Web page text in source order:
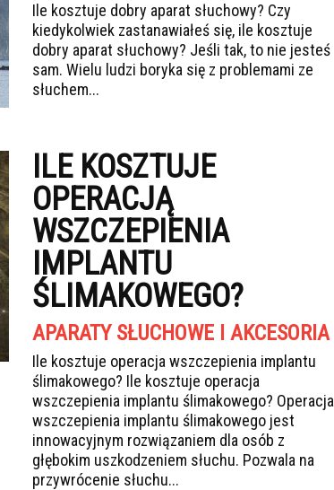
Ile kosztuje dobry aparat słuchowy? Czy
kiedykolwiek zastanawiałeś się, ile kosztuje
dobry aparat słuchowy? Jeśli tak, to nie jesteś
sam. Wielu ludzi boryka się z problemami ze
słuchem...
ILE KOSZTUJE
OPERACJĄ
WSZCZEPIENIA
IMPLANTU
ŚLIMAKOWEGO?
APARATY SŁUCHOWE I AKCESORIA
Ile kosztuje operacja wszczepienia implantu
ślimakowego? Ile kosztuje operacja
wszczepienia implantu ślimakowego? Operacja
wszczepienia implantu ślimakowego jest
innowacyjnym rozwiązaniem dla osób z
głębokim uszkodzeniem słuchu. Pozwala na
przywrócenie słuchu...